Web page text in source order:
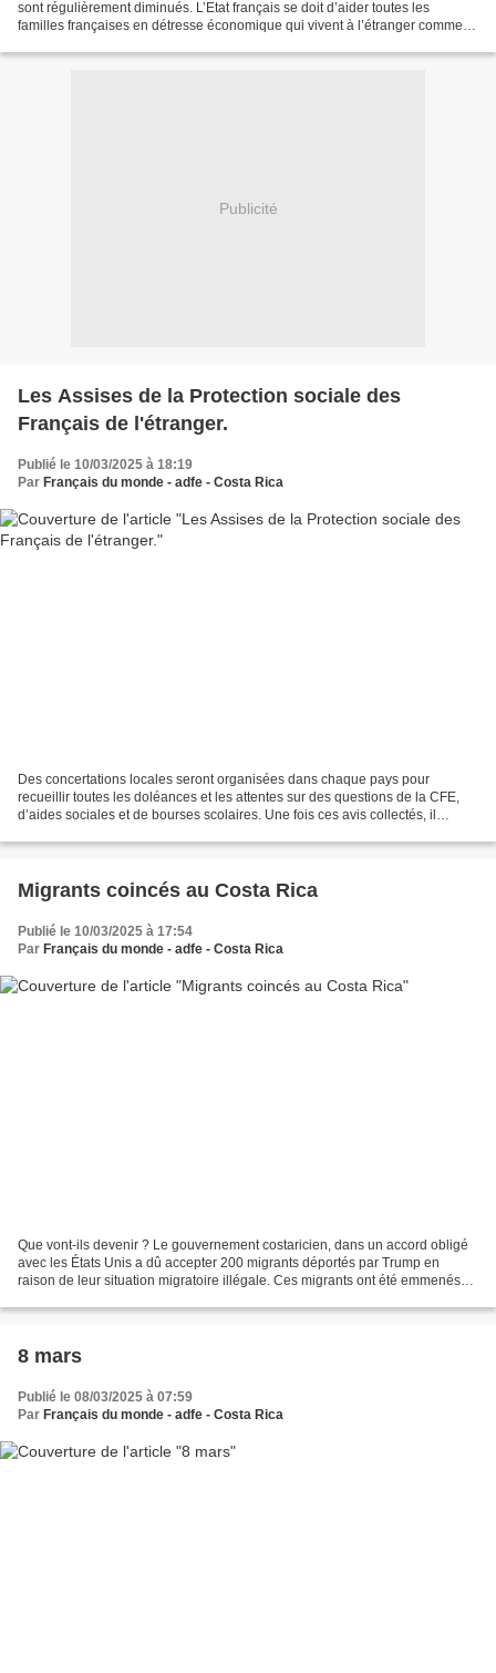
sont régulièrement diminués. L’Etat français se doit d’aider toutes les
familles françaises en détresse économique qui vivent à l’étranger comme
Publicité
Les Assises de la Protection sociale des
Français de l'étranger.
Publié le 10/03/2025 à 18:19
Par Français du monde - adfe - Costa Rica
Des concertations locales seront organisées dans chaque pays pour
recueillir toutes les doléances et les attentes sur des questions de la CFE,
d’aides sociales et de bourses scolaires. Une fois ces avis collectés, il
Migrants coincés au Costa Rica
Publié le 10/03/2025 à 17:54
Par Français du monde - adfe - Costa Rica
Que vont-ils devenir ? Le gouvernement costaricien, dans un accord obligé
avec les États Unis a dû accepter 200 migrants déportés par Trump en
raison de leur situation migratoire illégale. Ces migrants ont été emmenés
8 mars
Publié le 08/03/2025 à 07:59
Par Français du monde - adfe - Costa Rica